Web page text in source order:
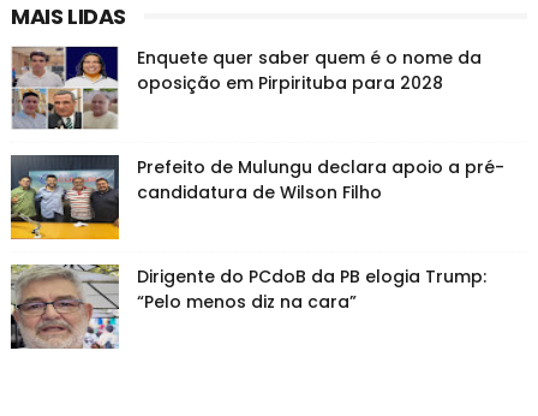
MAIS LIDAS
Enquete quer saber quem é o nome da
oposição em Pirpirituba para 2028
Prefeito de Mulungu declara apoio a pré-
candidatura de Wilson Filho
Dirigente do PCdoB da PB elogia Trump:
“Pelo menos diz na cara”